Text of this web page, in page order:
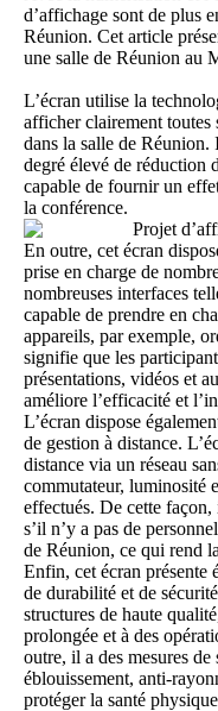
d’affichage sont de plus
Réunion. Cet article
une salle de Réunion au
L’écran utilise la
afficher clairement toutes
dans la salle de Réunion.
degré élevé de réduction
capable de fournir un
la conférence.
En outre, cet écran
prise en charge de
nombreuses interfaces
capable de prendre en
appareils, par exemple,
signifie que les
présentations, vidéos et
améliore l’efficacité et
L’écran dispose
de gestion à distance.
distance via un réseau
commutateur, luminosité
effectués. De cette
s’il n’y a pas de
de Réunion, ce qui rend
Enfin, cet écran présente
de durabilité et de
structures de haute
prolongée et à des
outre, il a des mesures
éblouissement, anti-
protéger la santé